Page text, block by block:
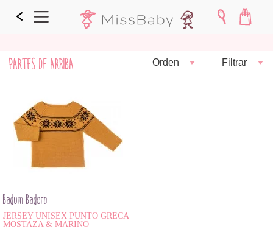
PARTES DE ARRIBA Orden Filtrar
Badum Badero
JERSEY UNISEX PUNTO GRECA
MOSTAZA & MARINO